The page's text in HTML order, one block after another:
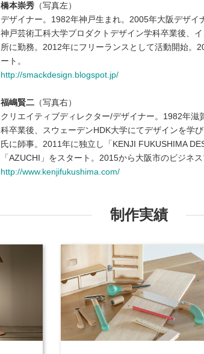
橋本崇秀 （写真左）
デザイナー。1982年神戸生まれ。2005年大阪デザ
神戸芸術工科大学プロダクトデザイン学科卒業後、
所に勤務。2012年にフリーランスとして活動開始。
ート。
http://smackdesign.blogspot.jp/
福嶋賢二 （写真右）
クリエイティブディレクター/デザイナー。1982年
科卒業後、スウェーデンHDK大学にてデザインを学
氏に師事。2011年に独立し「KENJI FUKUSHIMA
「AZUCHI」をスタート。2015から大阪市のビジネ
http://www.kenjifukushima.com/
制作実績